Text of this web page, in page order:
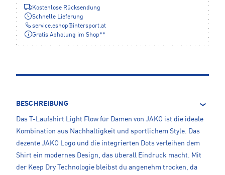
Kostenlose Rücksendung
Schnelle Lieferung
service.eshop@intersport.at
Gratis Abholung im Shop**
BESCHREIBUNG
Das T-Laufshirt Light Flow für Damen von JAKO ist die ideale
Kombination aus Nachhaltigkeit und sportlichem Style. Das
dezente JAKO Logo und die integrierten Dots verleihen dem
Shirt ein modernes Design, das überall Eindruck macht. Mit
der Keep Dry Technologie bleibst du angenehm trocken, da